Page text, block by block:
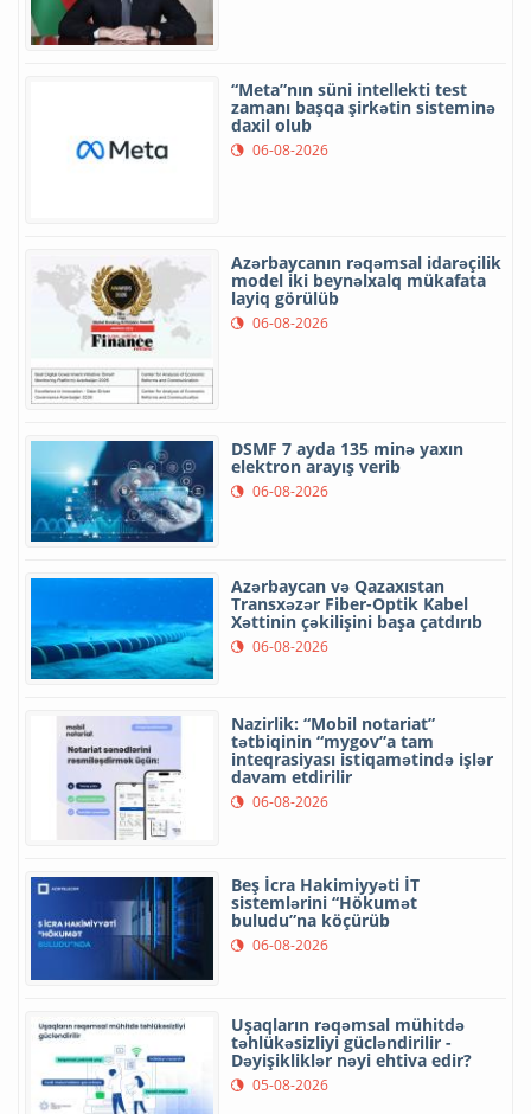
“Meta”nın süni intellekti test
zamanı başqa şirkətin sisteminə
daxil olub
06-08-2026
Azərbaycanın rəqəmsal idarəçilik
model iki beynəlxalq mükafata
layiq görülüb
06-08-2026
DSMF 7 ayda 135 minə yaxın
elektron arayış verib
06-08-2026
Azərbaycan və Qazaxıstan
Transxəzər Fiber-Optik Kabel
Xəttinin çəkilişini başa çatdırıb
06-08-2026
Nazirlik: “Mobil notariat”
tətbiqinin “mygov”a tam
inteqrasiyası istiqamətində işlər
davam etdirilir
06-08-2026
Beş İcra Hakimiyyəti İT
sistemlərini “Hökumət
buludu”na köçürüb
06-08-2026
Uşaqların rəqəmsal mühitdə
təhlükəsizliyi gücləndirilir -
Dəyişikliklər nəyi ehtiva edir?
05-08-2026